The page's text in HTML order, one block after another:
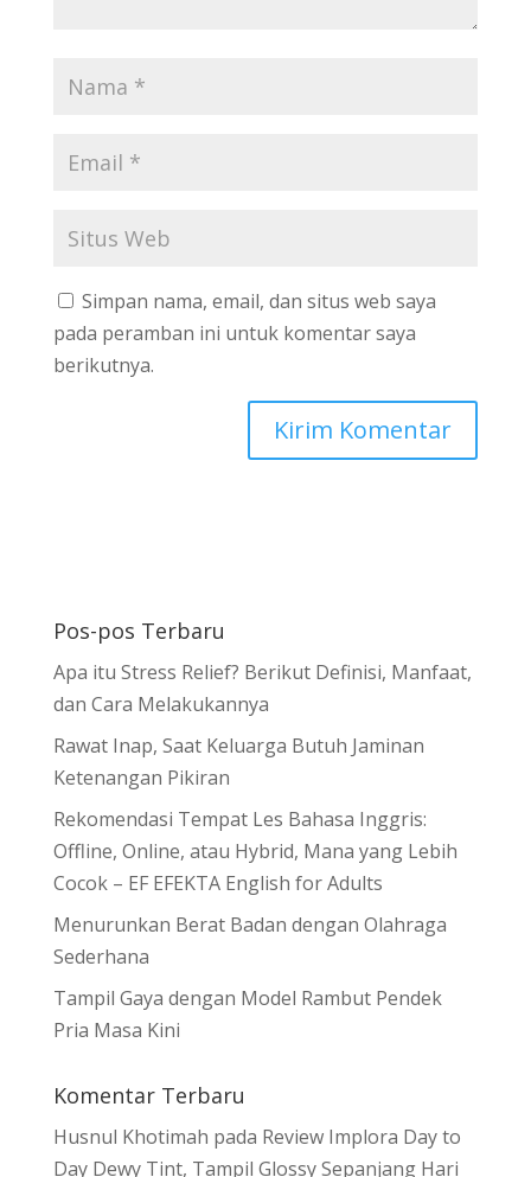
Simpan nama, email, dan situs web saya
pada peramban ini untuk komentar saya
berikutnya.
Pos-pos Terbaru
Apa itu Stress Relief? Berikut Definisi, Manfaat,
dan Cara Melakukannya
Rawat Inap, Saat Keluarga Butuh Jaminan
Ketenangan Pikiran
Rekomendasi Tempat Les Bahasa Inggris:
Offline, Online, atau Hybrid, Mana yang Lebih
Cocok – EF EFEKTA English for Adults
Menurunkan Berat Badan dengan Olahraga
Sederhana
Tampil Gaya dengan Model Rambut Pendek
Pria Masa Kini
Komentar Terbaru
Husnul Khotimah pada Review Implora Day to
Day Dewy Tint, Tampil Glossy Sepanjang Hari